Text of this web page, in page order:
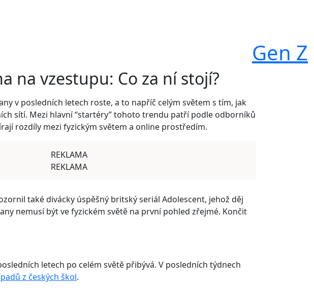
Gen Z
na vzestupu: Co za ní stojí?
v posledních letech roste, a to napříč celým světem s tím, jak
sítí. Mezi hlavní “startéry” tohoto trendu patří podle odborníků
rozdíly mezi fyzickým světem a online prostředím.
REKLAMA
REKLAMA
také divácky úspěšný britský seriál Adolescent, jehož děj
nemusí být ve fyzickém světě na první pohled zřejmé. Končit
letech po celém světě přibývá. V posledních týdnech
z českých škol.